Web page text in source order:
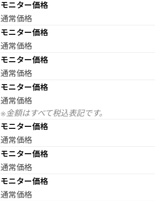
モニター価格
通常価格
モニター価格
通常価格
モニター価格
通常価格
モニター価格
通常価格
※金額はすべて税込表記です。
モニター価格
通常価格
モニター価格
通常価格
モニター価格
通常価格